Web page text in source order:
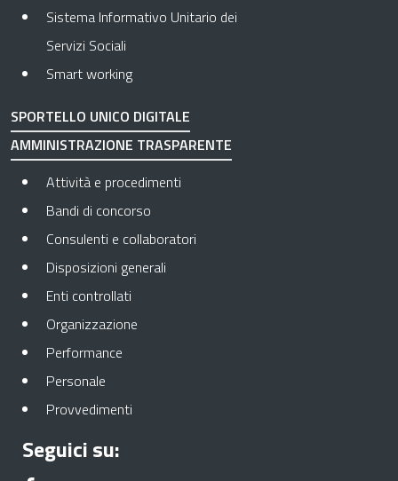
Sistema Informativo Unitario dei
Servizi Sociali
Smart working
SPORTELLO UNICO DIGITALE
AMMINISTRAZIONE TRASPARENTE
Attività e procedimenti
Bandi di concorso
Consulenti e collaboratori
Disposizioni generali
Enti controllati
Organizzazione
Performance
Personale
Provvedimenti
Seguici su: